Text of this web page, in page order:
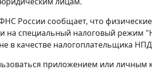
России сообщает, что
на специальный налоговый режим
в качестве налогоплательщика
приложением или личным